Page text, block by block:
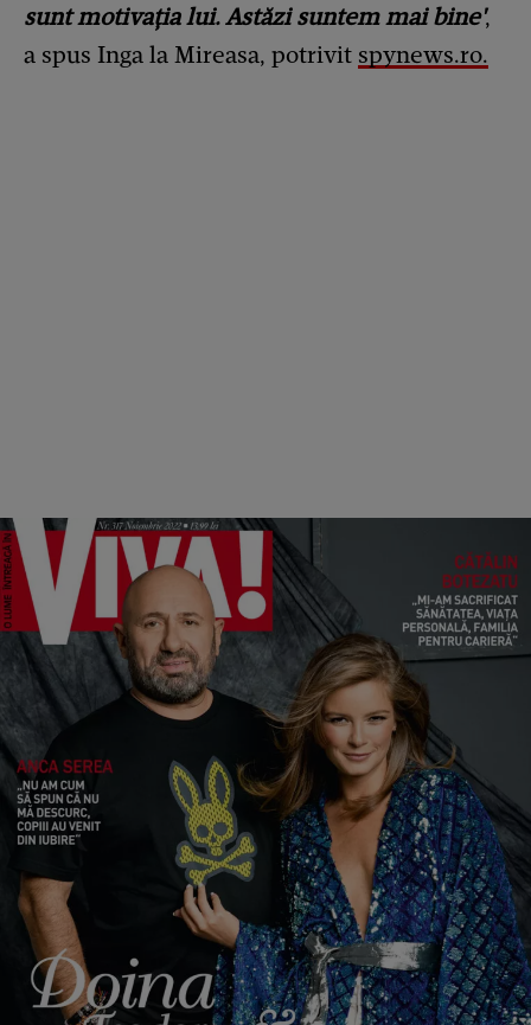
sunt motivația lui. Astăzi suntem mai bine',
a spus Inga la Mireasa, potrivit spynews.ro.